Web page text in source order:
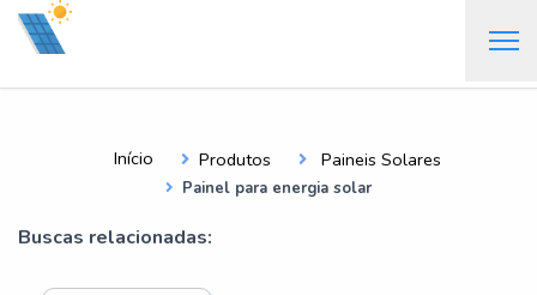
Início Produtos Paineis Solares
Painel para energia solar
Buscas relacionadas: